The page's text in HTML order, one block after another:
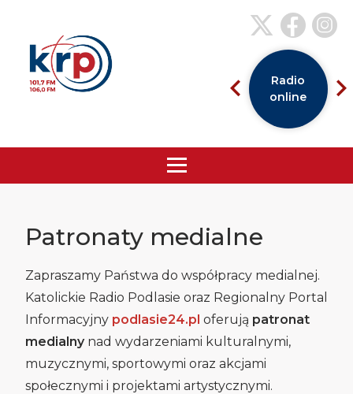
Radio
online
Patronaty medialne
Zapraszamy Państwa do współpracy medialnej.
Katolickie Radio Podlasie oraz Regionalny Portal
Informacyjny podlasie24.pl oferują patronat
medialnynad wydarzeniami kulturalnymi,
muzycznymi, sportowymi oraz akcjami
społecznymi i projektami artystycznymi.